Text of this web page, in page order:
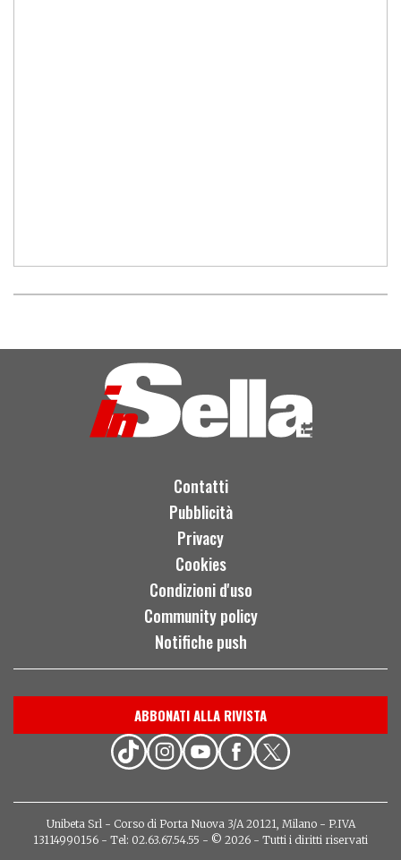
Contatti
Pubblicità
Privacy
Cookies
Condizioni d'uso
Community policy
Notifiche push
ABBONATI ALLA RIVISTA
Unibeta Srl - Corso di Porta Nuova 3/A 20121, Milano - P.IVA
13114990156 - Tel: 02.63.67.54.55 - © 2026 - Tutti i diritti riservati